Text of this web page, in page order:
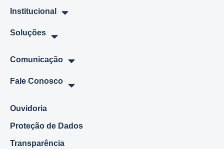
Institucional
Soluções
Comunicação
Fale Conosco
Ouvidoria
Proteção de Dados
Transparência